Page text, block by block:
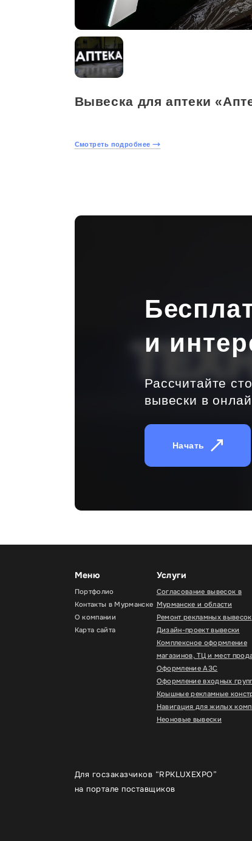
Вывеска для аптеки
Смотреть подробнее
и
Рассчитайте
вывески в
Начать
Меню
Портфолио
Контакты в Мурманске
О компании
Карта сайта
Услуги
Согласование вывесок в
Мурманске и области
Ремонт рекламных вывесок
Дизайн-проект вывески
Комплексное оформление
магазинов, ТЦ и мест
Оформление АЗС
Оформление входных
Крышные рекламные
Навигация для жилых
Неоновые вывески
Для госзаказчиков “RPKLUXEXPO”
на портале поставщиков